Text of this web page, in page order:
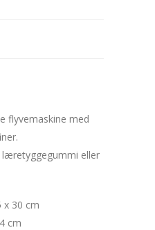
flyvemaskine med
eller
x 30 cm
cm